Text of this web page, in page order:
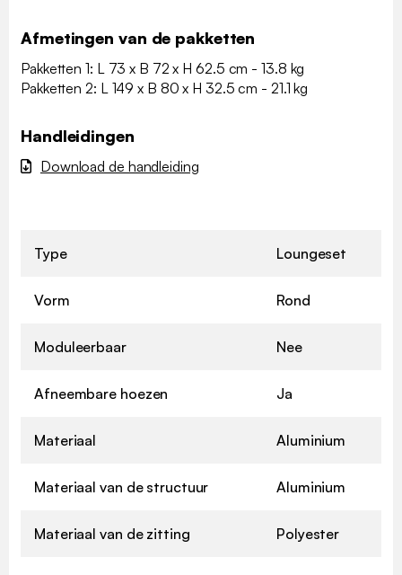
Afmetingen van de pakketten
Pakketten 1: L 73 x B 72 x H 62.5 cm - 13.8 kg
Pakketten 2: L 149 x B 80 x H 32.5 cm - 21.1 kg
Handleidingen
Download de handleiding
Type Loungeset
Vorm Rond
Moduleerbaar Nee
Afneembare hoezen Ja
Materiaal Aluminium
Materiaal van de structuur Aluminium
Materiaal van de zitting Polyester